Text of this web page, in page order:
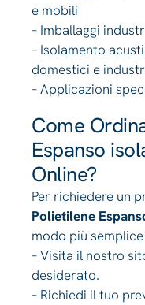
e mobili
– Imballaggi
– Isolamento
domestici e
– Applicazioni
Come
Espanso
Online?
Per richiedere un
Polietilene
modo più
– Visita il nostro
desiderato.
– Richiedi il tuo